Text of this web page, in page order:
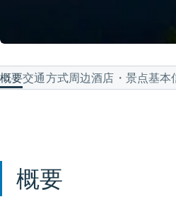
概要交通方式周边酒店・景点基本
概要